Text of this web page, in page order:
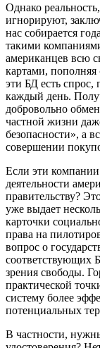
Однако
игнорируют,
нас собирается
такими
американцев всю
картами,
эти БД есть спрос,
каждый день.
добровольно
частной жизни
безопасности», а
совершении
Если эти
деятельности
правительству?
уже выдает
карточки
права на
вопрос о
соответствующих
зрения свободы.
практической
систему более
потенциальных
В частности,